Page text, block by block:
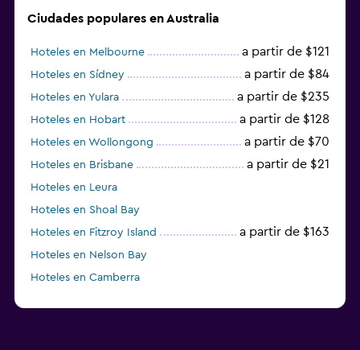
Ciudades populares en Australia
Hoteles en Melbourne a partir de $121
Hoteles en Sídney a partir de $84
Hoteles en Yulara a partir de $235
Hoteles en Hobart a partir de $128
Hoteles en Wollongong a partir de $70
Hoteles en Brisbane a partir de $21
Hoteles en Leura
Hoteles en Shoal Bay
Hoteles en Fitzroy Island
a partir de $163
Hoteles en Nelson Bay
Hoteles en Camberra